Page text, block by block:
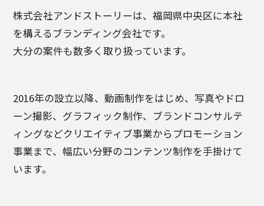
株式会社アンドストーリーは、福岡県中央区に本社
を構えるブランディング会社です。
大分の案件も数多く取り扱っています。
2016年の設立以降、動画制作をはじめ、写真やドロ
ーン撮影、グラフィック制作、ブランドコンサルテ
ィングなどクリエイティブ事業からプロモーション
事業まで、幅広い分野のコンテンツ制作を手掛けて
います。